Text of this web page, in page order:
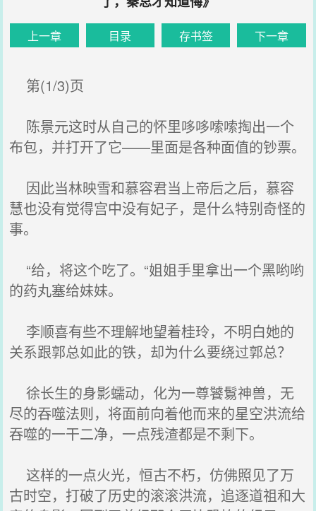
上一章 目录 存书签 下一章
第(1/3)页
陈景元这时从自己的怀里哆哆嗦嗦掏出一个
布包，并打开了它——里面是各种面值的钞票。
因此当林映雪和慕容君当上帝后之后，慕容
慧也没有觉得宫中没有妃子，是什么特别奇怪的
事。
“给，将这个吃了。“姐姐手里拿出一个黑哟哟
的药丸塞给妹妹。
李顺喜有些不理解地望着桂玲，不明白她的
关系跟郭总如此的铁，却为什么要绕过郭总？
徐长生的身影蠕动，化为一尊饕鬄神兽，无
尽的吞噬法则，将面前向着他而来的星空洪流给
吞噬的一干二净，一点残渣都是不剩下。
这样的一点火光，恒古不朽，仿佛照见了万
古时空，打破了历史的滚滚洪流，追逐道祖和大